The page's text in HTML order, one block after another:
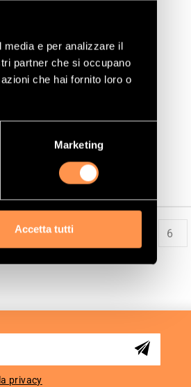
e per analizzare il
partner che si occupano
che hai fornito loro o
Marketing
Accetta tutti
privacy